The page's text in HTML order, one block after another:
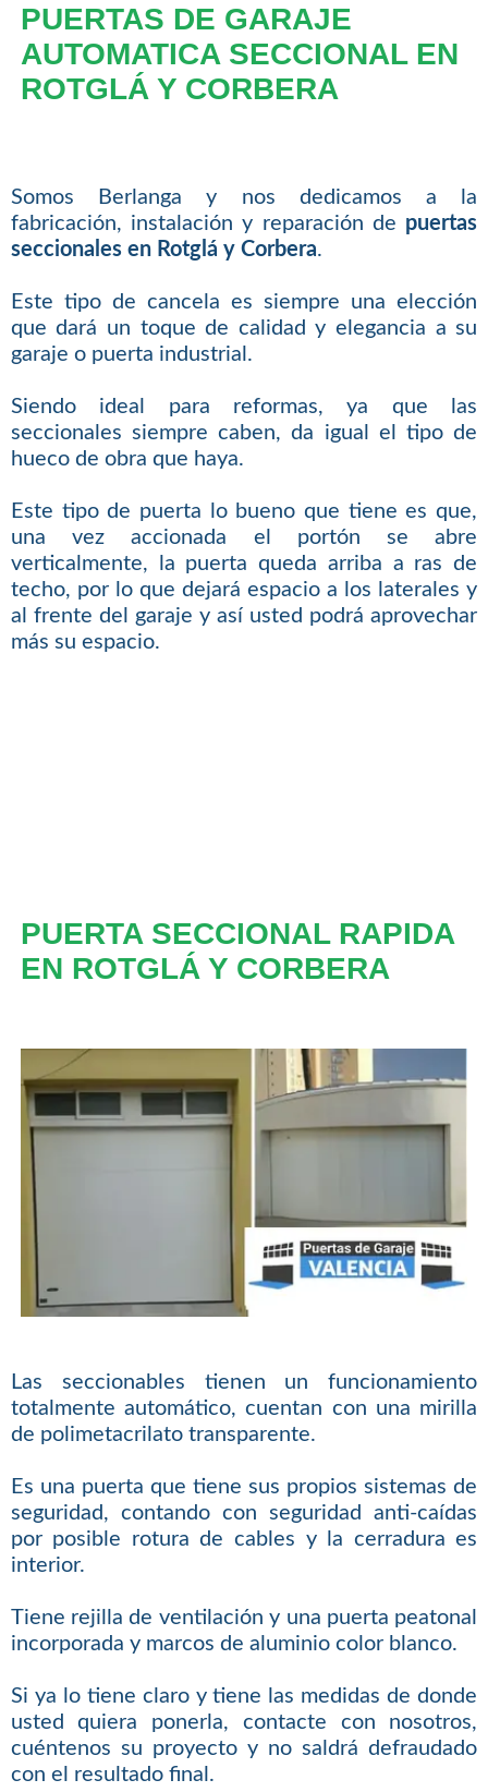
PUERTAS DE GARAJE
AUTOMATICA SECCIONAL EN
ROTGLÁ Y CORBERA
Somos Berlanga y nos dedicamos a la
fabricación, instalación y reparación de puertas
seccionales en Rotglá y Corbera.
Este tipo de cancela es siempre una elección
que dará un toque de calidad y elegancia a su
garaje o puerta industrial.
Siendo ideal para reformas, ya que las
seccionales siempre caben, da igual el tipo de
hueco de obra que haya.
Este tipo de puerta lo bueno que tiene es que,
una vez accionada el portón se abre
verticalmente, la puerta queda arriba a ras de
techo, por lo que dejará espacio a los laterales y
al frente del garaje y así usted podrá aprovechar
más su espacio.
PUERTA SECCIONAL RAPIDA
EN ROTGLÁ Y CORBERA
Las seccionables tienen un funcionamiento
totalmente automático, cuentan con una mirilla
de polimetacrilato transparente.
Es una puerta que tiene sus propios sistemas de
seguridad, contando con seguridad anti-caídas
por posible rotura de cables y la cerradura es
interior.
Tiene rejilla de ventilación y una puerta peatonal
incorporada y marcos de aluminio color blanco.
Si ya lo tiene claro y tiene las medidas de donde
usted quiera ponerla, contacte con nosotros,
cuéntenos su proyecto y no saldrá defraudado
con el resultado final.